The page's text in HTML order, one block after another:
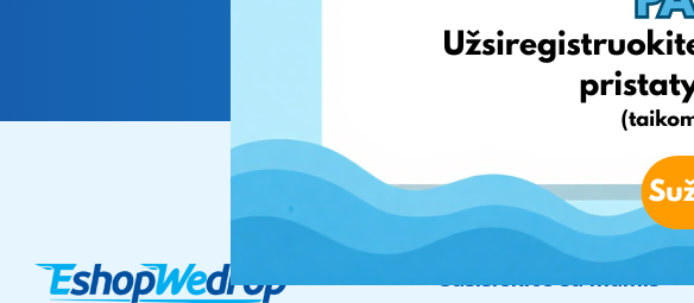
Susisiekite su mumis